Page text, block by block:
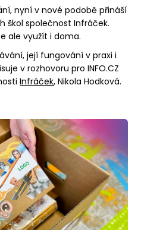
nyní v nové podobě přináší
škol společnost Infráček.
ale využít i doma.
její fungování v praxi i
v rozhovoru pro INFO.CZ
Infráček, Nikola Hodková.